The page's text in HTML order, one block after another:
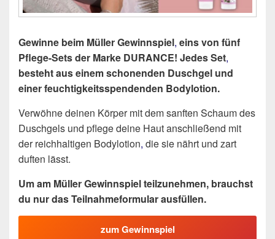
Gewinne beim Müller Gewinnspiel, eins von fünf
Pflege-Sets der Marke DURANCE! Jedes Set,
besteht aus einem schonenden Duschgel und
einer feuchtigkeitsspendenden Bodylotion.
Verwöhne deinen Körper mit dem sanften Schaum des
Duschgels und pflege deine Haut anschließend mit
der reichhaltigen Bodylotion, die sie nährt und zart
duften lässt.
Um am Müller Gewinnspiel teilzunehmen, brauchst
du nur das Teilnahmeformular ausfüllen.
zum Gewinnspiel